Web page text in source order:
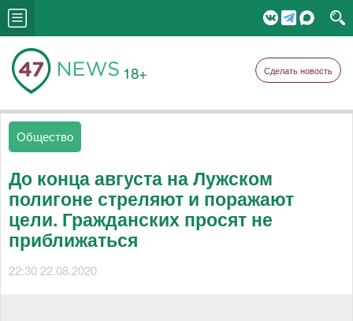
18+ Сделать новость
Общество
До конца августа на Лужском
полигоне стреляют и поражают
цели. Гражданских просят не
приближаться
22:30 22.08.2020